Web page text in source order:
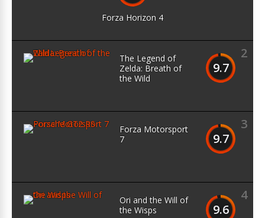
Forza Horizon 4
2
9.7
The Legend of
Zelda: Breath of
the Wild
3
9.7
Forza Motorsport
7
4
9.6
Ori and the Will of
the Wisps